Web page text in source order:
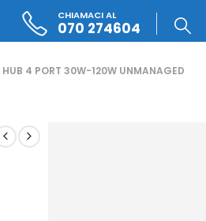
CHIAMACI AL
070 274604
4 PORT 30W-120W UNMANAGED